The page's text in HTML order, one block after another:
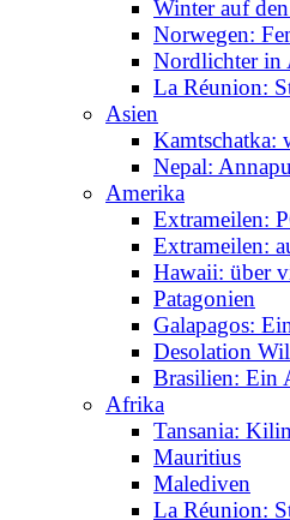
Winter auf
Norwegen:
Nordlichter in
La Réunion:
Asien
Kamtschatka:
Nepal:
Amerika
Extrameilen:
Extrameilen:
Hawaii: über
Patagonien
Galapagos:
Desolation
Brasilien: Ein
Afrika
Tansania:
Mauritius
Malediven
La Réunion: